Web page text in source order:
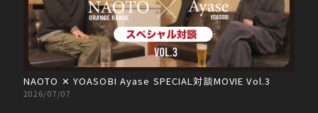
NAOTO ✕ YOASOBI Ayase SPECIAL対談MOVIE Vol.3
2026/07/07